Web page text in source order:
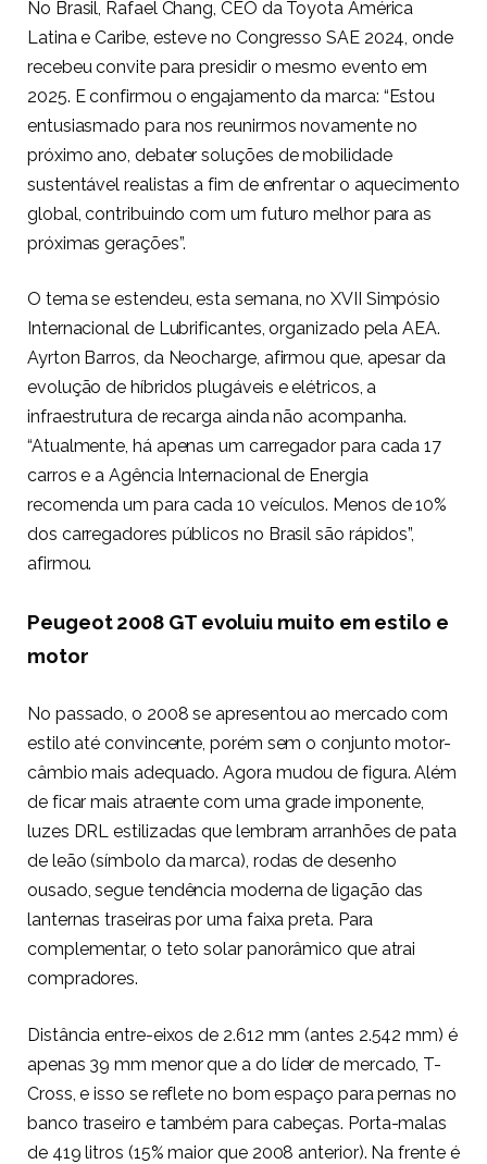
No Brasil, Rafael Chang, CEO da Toyota América
Latina e Caribe, esteve no Congresso SAE 2024, onde
recebeu convite para presidir o mesmo evento em
2025. E confirmou o engajamento da marca: “Estou
entusiasmado para nos reunirmos novamente no
próximo ano, debater soluções de mobilidade
sustentável realistas a fim de enfrentar o aquecimento
global, contribuindo com um futuro melhor para as
próximas gerações”.
O tema se estendeu, esta semana, no XVII Simpósio
Internacional de Lubrificantes, organizado pela AEA.
Ayrton Barros, da Neocharge, afirmou que, apesar da
evolução de híbridos plugáveis e elétricos, a
infraestrutura de recarga ainda não acompanha.
“Atualmente, há apenas um carregador para cada 17
carros e a Agência Internacional de Energia
recomenda um para cada 10 veículos. Menos de 10%
dos carregadores públicos no Brasil são rápidos”,
afirmou.
Peugeot 2008 GT evoluiu muito em estilo e
motor
No passado, o 2008 se apresentou ao mercado com
estilo até convincente, porém sem o conjunto motor-
câmbio mais adequado. Agora mudou de figura. Além
de ficar mais atraente com uma grade imponente,
luzes DRL estilizadas que lembram arranhões de pata
de leão (símbolo da marca), rodas de desenho
ousado, segue tendência moderna de ligação das
lanternas traseiras por uma faixa preta. Para
complementar, o teto solar panorâmico que atrai
compradores.
Distância entre-eixos de 2.612 mm (antes 2.542 mm) é
apenas 39 mm menor que a do líder de mercado, T-
Cross, e isso se reflete no bom espaço para pernas no
banco traseiro e também para cabeças. Porta-malas
de 419 litros (15% maior que 2008 anterior). Na frente é